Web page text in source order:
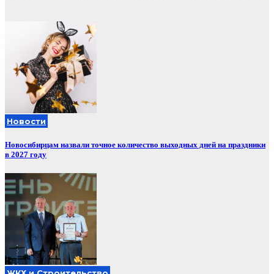
Новости
Новосибирцам назвали точное количество выходных дней на праздники
в 2027 году